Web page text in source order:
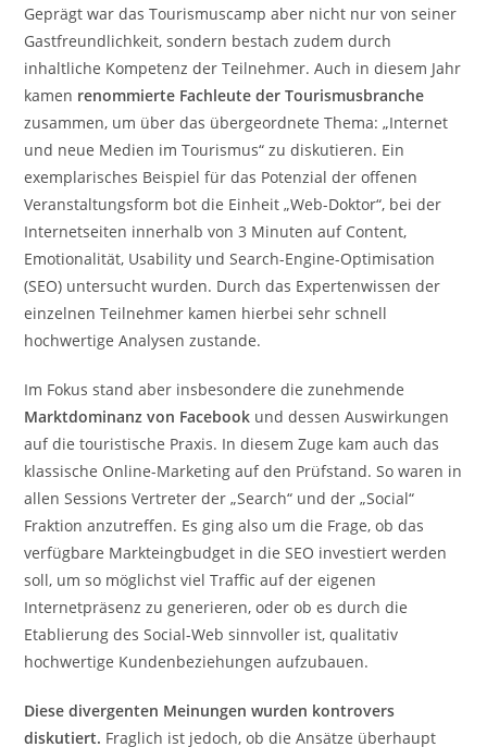
Geprägt war das Tourismuscamp aber nicht nur von seiner
Gastfreundlichkeit, sondern bestach zudem durch
inhaltliche Kompetenz der Teilnehmer. Auch in diesem Jahr
kamen renommierte Fachleute der Tourismusbranche
zusammen, um über das übergeordnete Thema: „Internet
und neue Medien im Tourismus“ zu diskutieren. Ein
exemplarisches Beispiel für das Potenzial der offenen
Veranstaltungsform bot die Einheit „Web-Doktor“, bei der
Internetseiten innerhalb von 3 Minuten auf Content,
Emotionalität, Usability und Search-Engine-Optimisation
(SEO) untersucht wurden. Durch das Expertenwissen der
einzelnen Teilnehmer kamen hierbei sehr schnell
hochwertige Analysen zustande.
Im Fokus stand aber insbesondere die zunehmende
Marktdominanz von Facebook und dessen Auswirkungen
auf die touristische Praxis. In diesem Zuge kam auch das
klassische Online-Marketing auf den Prüfstand. So waren in
allen Sessions Vertreter der „Search“ und der „Social“
Fraktion anzutreffen. Es ging also um die Frage, ob das
verfügbare Markteingbudget in die SEO investiert werden
soll, um so möglichst viel Traffic auf der eigenen
Internetpräsenz zu generieren, oder ob es durch die
Etablierung des Social-Web sinnvoller ist, qualitativ
hochwertige Kundenbeziehungen aufzubauen.
Diese divergenten Meinungen wurden kontrovers
diskutiert. Fraglich ist jedoch, ob die Ansätze überhaupt